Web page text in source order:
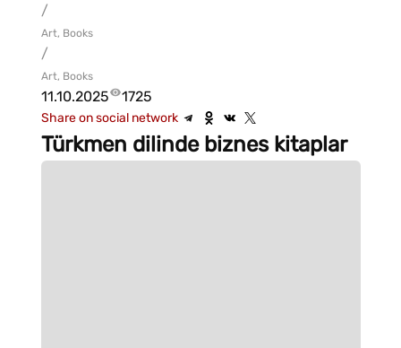
/
Art, Books
/
Art, Books
11.10.2025 1725
Share on social network
Türkmen dilinde biznes kitaplar